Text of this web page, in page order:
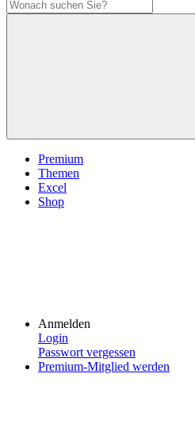
Premium
Themen
Excel
Shop
Anmelden
Login
Passwort vergessen
Premium-Mitglied werden